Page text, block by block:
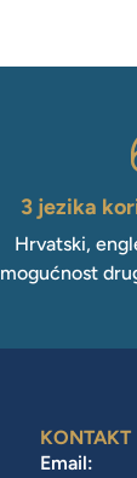
3 jezika
Hrvatski,
mogućnost
KONTAKT
Email: